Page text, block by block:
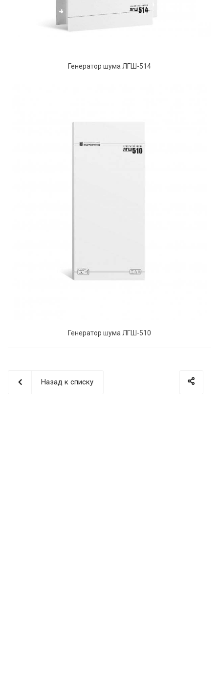
Генератор шума ЛГШ-514
Генератор шума ЛГШ-510
Назад к списку